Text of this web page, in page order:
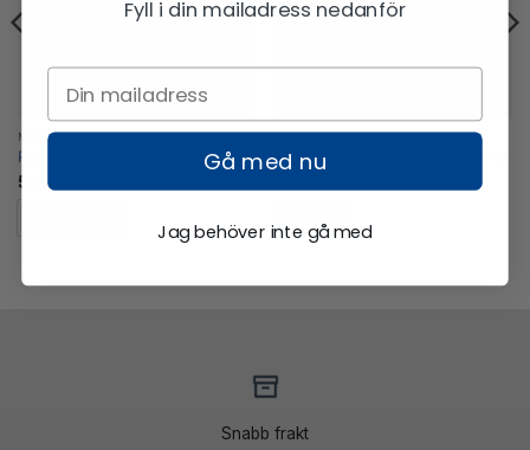
MÖSSA/KEPS
Patagonia Brodeo Beanie
549
MÖSSA/KEPS
Patagonia P-6 Logo Trucker Hat
Snabb frakt
Fyll i din mailadress nedanför
Gå med nu
Jag behöver inte gå med